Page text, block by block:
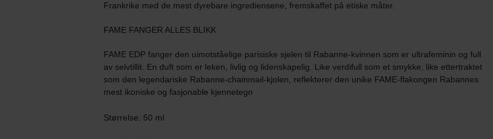
Frankrike med de mest dyrebare ingrediensene, fremskaffet på etiske måter.
FAME FANGER ALLES BLIKK
FAME EDP fanger den uimotståelige parisiske sjelen til Rabanne-kvinnen som er ultrafeminin og full
av selvtillit. En duft som er leken, livlig og lidenskapelig. Like verdifull som et smykke, like ettertraktet
som den legendariske Rabanne-chainmail-kjolen, reflekterer den unike FAME-flakongen Rabannes
mest ikoniske og fasjonable kjennetegn
Størrelse: 50 ml